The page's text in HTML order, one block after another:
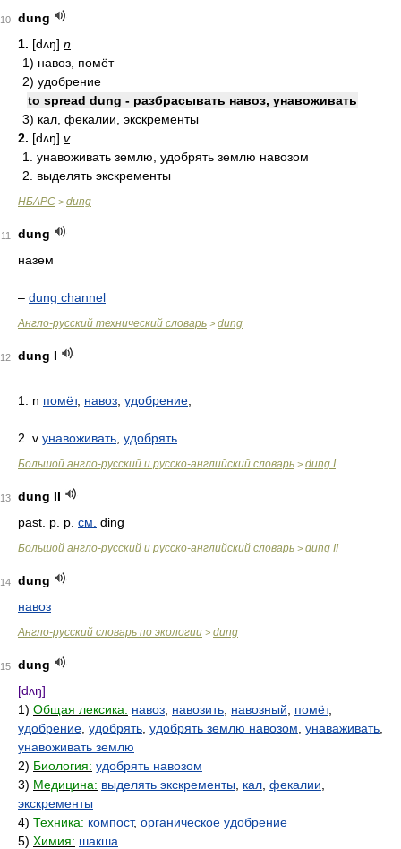
10
dung
1. [dʌŋ] n
1) навоз, помёт
2) удобрение
to spread dung - разбрасывать навоз, унавоживать
3) кал, фекалии, экскременты
2. [dʌŋ] v
1. унавоживать землю, удобрять землю навозом
2. выделять экскременты
НБАРС > dung
11
dung
назем
– dung channel
Англо-русский технический словарь > dung
12 dung I
1. n помёт, навоз удобрение;
2. v унавоживать удобрять
Большой англо-русский и русско-английский словарь > dung I
13
dung II
past. p. p. см. ding
Большой англо-русский и русско-английский словарь > dung II
14
dung
навоз
Англо-русский словарь по экологии > dung
15
dung
[dʌŋ]
1) Общая лексика: навоз навозить навозный помёт,
удобрение удобрять удобрять землю навозом унаваживать
унавоживать землю
2) Биология: удобрять навозом
3) Медицина: выделять экскременты кал фекалии
экскременты
4) Техника: компост, органическое удобрение
5) Химия: шакша